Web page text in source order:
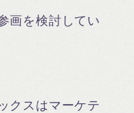
画を検討してい
クスはマーケテ